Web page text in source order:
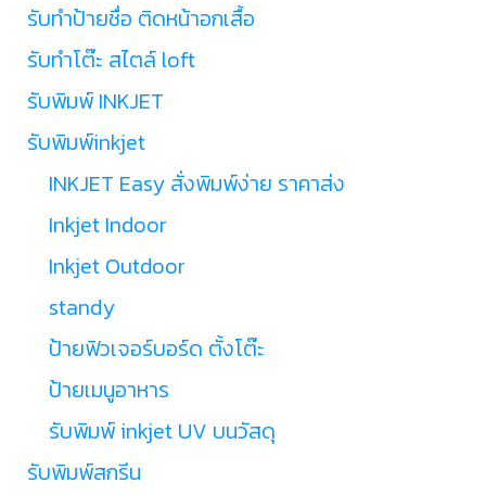
รับทำป้ายชื่อ ติดหน้าอกเสื้อ
รับทำโต๊ะ สไตล์ loft
รับพิมพ์ INKJET
รับพิมพ์inkjet
INKJET Easy สั่งพิมพ์ง่าย ราคาส่ง
Inkjet Indoor
Inkjet Outdoor
standy
ป้ายฟิวเจอร์บอร์ด ตั้งโต๊ะ
ป้ายเมนูอาหาร
รับพิมพ์ inkjet UV บนวัสดุ
รับพิมพ์สกรีน